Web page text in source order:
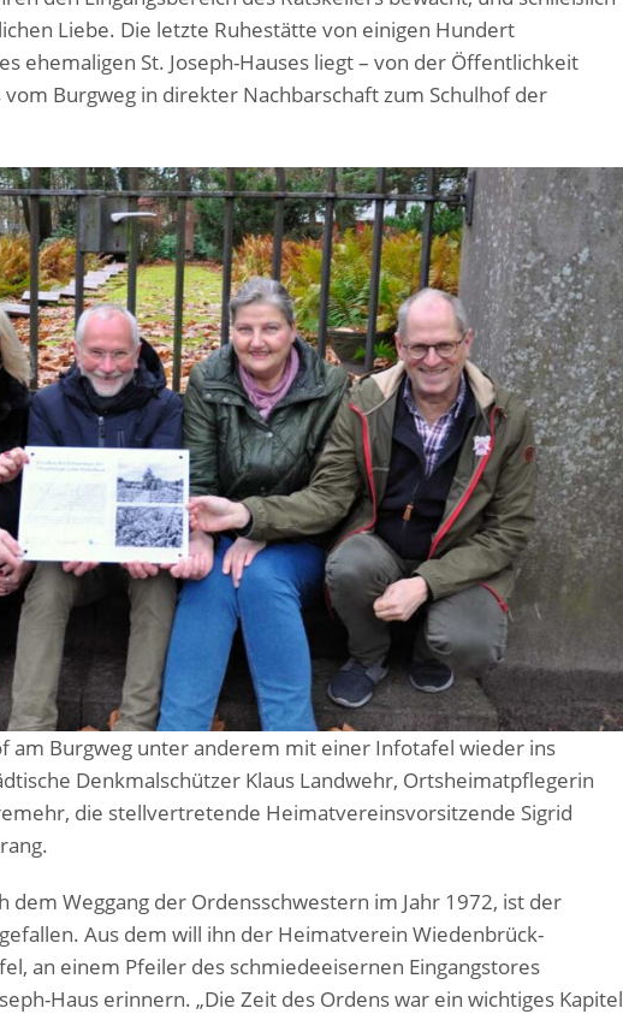
Liebe. Die letzte Ruhestätte von einigen Hundert
ehemaligen St. Joseph-Hauses liegt – von der Öffentlichkeit
Burgweg in direkter Nachbarschaft zum Schulhof der
am Burgweg unter anderem mit einer Infotafel wieder ins
Denkmalschützer Klaus Landwehr, Ortsheimatpflegerin
die stellvertretende Heimatvereinsvorsitzende Sigrid
dem Weggang der Ordensschwestern im Jahr 1972, ist der
Aus dem will ihn der Heimatverein Wiedenbrück-
an einem Pfeiler des schmiedeeisernen Eingangstores
Haus erinnern. „Die Zeit des Ordens war ein wichtiges Kapitel